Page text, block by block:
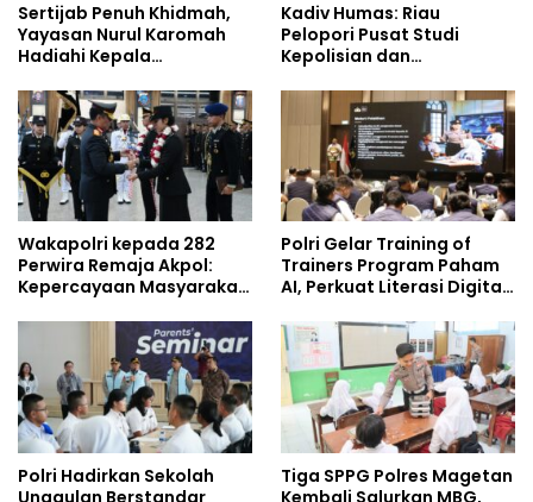
Sertijab Penuh Khidmah,
Yayasan Nurul Karomah
Hadiahi Kepala
Umrah
Kadiv Humas: Riau
Pelopori Pusat Studi
Kepolisian dan
Policing Masuki Babak
Wakapolri kepada 282
Perwira Remaja Akpol:
Kepercayaan Masyarakat
Polri Gelar Training of
Trainers Program Paham
AI, Perkuat Literasi Digital
Polri Hadirkan Sekolah
Unggulan Berstandar
Tiga SPPG Polres Magetan
Kembali Salurkan MBG,